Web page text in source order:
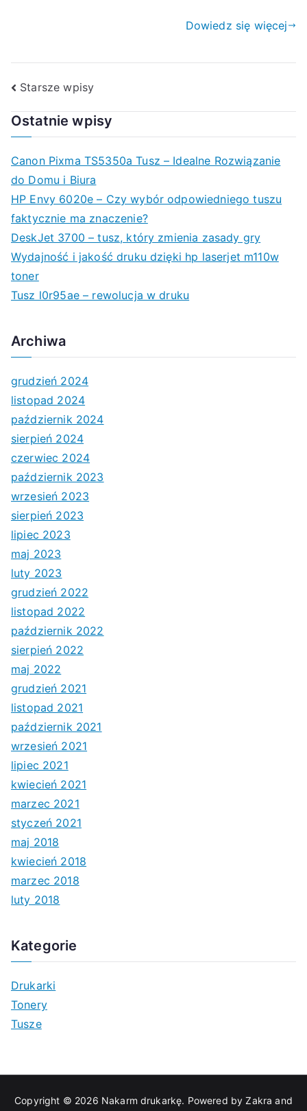
Dowiedz się więcej
Nawigacja
po
wpisach
Starsze wpisy
Ostatnie wpisy
Canon Pixma TS5350a Tusz – Idealne Rozwiązanie
do Domu i Biura
HP Envy 6020e – Czy wybór odpowiedniego tuszu
faktycznie ma znaczenie?
DeskJet 3700 – tusz, który zmienia zasady gry
Wydajność i jakość druku dzięki hp laserjet m110w
toner
Tusz l0r95ae – rewolucja w druku
Archiwa
grudzień 2024
listopad 2024
październik 2024
sierpień 2024
czerwiec 2024
październik 2023
wrzesień 2023
sierpień 2023
lipiec 2023
maj 2023
luty 2023
grudzień 2022
listopad 2022
październik 2022
sierpień 2022
maj 2022
grudzień 2021
listopad 2021
październik 2021
wrzesień 2021
lipiec 2021
kwiecień 2021
marzec 2021
styczeń 2021
maj 2018
kwiecień 2018
marzec 2018
luty 2018
Kategorie
Drukarki
Tonery
Tusze
Copyright © 2026 Nakarm drukarkę. Powered byZakra and